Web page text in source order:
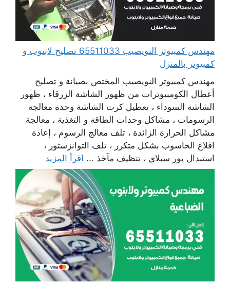
مهندس كمبيوتر النويصيب 65511033 تصليح لابتوب و
كمبيوتر بالمنزل
مهندس كمبيوتر النويصيب المختص بصيانة و تصليح
أعطال الكومبيوترات من ظهور الشاشة الزرقاء ، ظهور
الشاشة السوداء ، تعطيل كرت الشاشة وحدة معالجة
الرسومات ، مشاكل وحدات الطاقة و التغذية ، معالجة
مشاكل الحرارة الزائدة ، تلف معالج الرسوم ، إعادة
اقلاع الحاسوب بشكل متكرر ، تلف التوانزستور ،
استبدال بور سبلاي ، تنظيف مآخذ ... اقرأ المزيد